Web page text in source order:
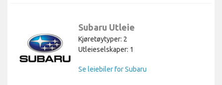
Subaru Utleie
Kjøretøytyper: 2
Utleieselskaper: 1
Se leiebiler for Subaru